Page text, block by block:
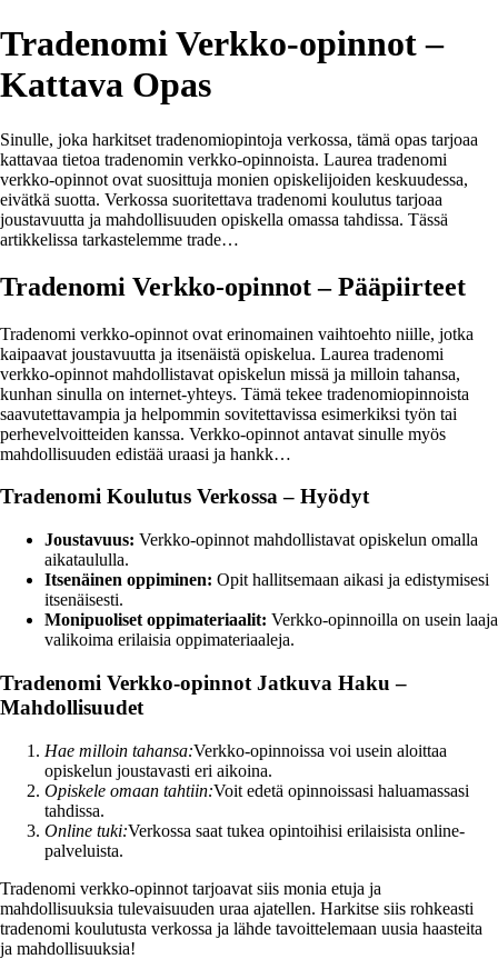
Tradenomi Verkko-opinnot –
Kattava Opas
Sinulle, joka harkitset tradenomiopintoja verkossa, tämä opas tarjoaa
kattavaa tietoa tradenomin verkko-opinnoista. Laurea tradenomi
verkko-opinnot ovat suosittuja monien opiskelijoiden keskuudessa,
eivätkä suotta. Verkossa suoritettava tradenomi koulutus tarjoaa
joustavuutta ja mahdollisuuden opiskella omassa tahdissa. Tässä
artikkelissa tarkastelemme trade…
Tradenomi Verkko-opinnot – Pääpiirteet
Tradenomi verkko-opinnot ovat erinomainen vaihtoehto niille, jotka
kaipaavat joustavuutta ja itsenäistä opiskelua. Laurea tradenomi
verkko-opinnot mahdollistavat opiskelun missä ja milloin tahansa,
kunhan sinulla on internet-yhteys. Tämä tekee tradenomiopinnoista
saavutettavampia ja helpommin sovitettavissa esimerkiksi työn tai
perhevelvoitteiden kanssa. Verkko-opinnot antavat sinulle myös
mahdollisuuden edistää uraasi ja hankk…
Tradenomi Koulutus Verkossa – Hyödyt
Joustavuus: Verkko-opinnot mahdollistavat opiskelun omalla
aikataululla.
Itsenäinen oppiminen: Opit hallitsemaan aikasi ja edistymisesi
itsenäisesti.
Monipuoliset oppimateriaalit: Verkko-opinnoilla on usein laaja
valikoima erilaisia oppimateriaaleja.
Tradenomi Verkko-opinnot Jatkuva Haku –
Mahdollisuudet
Hae milloin tahansa:Verkko-opinnoissa voi usein aloittaa
opiskelun joustavasti eri aikoina.
Opiskele omaan tahtiin:Voit edetä opinnoissasi haluamassasi
tahdissa.
Online tuki:Verkossa saat tukea opintoihisi erilaisista online-
palveluista.
Tradenomi verkko-opinnot tarjoavat siis monia etuja ja
mahdollisuuksia tulevaisuuden uraa ajatellen. Harkitse siis rohkeasti
tradenomi koulutusta verkossa ja lähde tavoittelemaan uusia haasteita
ja mahdollisuuksia!